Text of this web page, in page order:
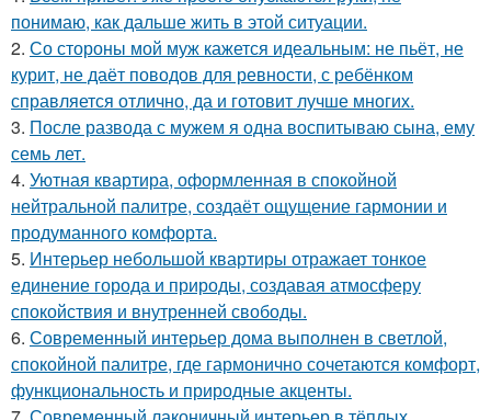
понимаю, как дальше жить в этой ситуации.
2. Со стороны мой муж кажется идеальным: не пьёт, не
курит, не даёт поводов для ревности, с ребёнком
справляется отлично, да и готовит лучше многих.
3. После развода с мужем я одна воспитываю сына, ему
семь лет.
4. Уютная квартира, оформленная в спокойной
нейтральной палитре, создаёт ощущение гармонии и
продуманного комфорта.
5. Интерьер небольшой квартиры отражает тонкое
единение города и природы, создавая атмосферу
спокойствия и внутренней свободы.
6. Современный интерьер дома выполнен в светлой,
спокойной палитре, где гармонично сочетаются комфорт,
функциональность и природные акценты.